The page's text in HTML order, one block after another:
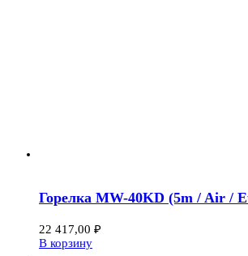
Горелка MW-40KD (5m / Air /
22 417,00 ₽
В корзину